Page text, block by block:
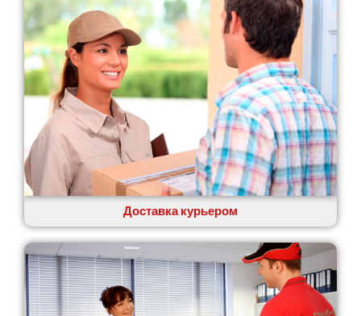
Погребы
Покров
Полтава
Прилуки
Путивль
Пятихатки
Раздельная
Рени
Решетиловка
Ромны
Ровно
Самбор
Счастливое
Шепетовка
Шостка
Шпола
Доставка курьером